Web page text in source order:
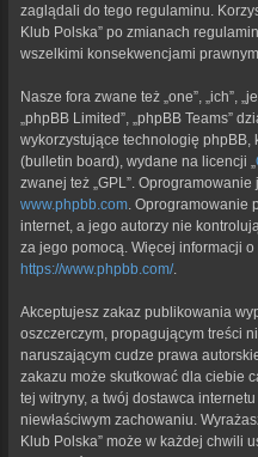
zaglądali do tego regulaminu.
Klub Polska” po zmianach
wszelkimi konsekwencjami
Nasze fora zwane też „one”, „ich”,
„phpBB Limited”, „phpBB Teams”
wykorzystujące technologię phpBB,
(bulletin board), wydane na licencji „
zwanej też „GPL”.
www.phpbb.com . Oprogramowanie
internet, a jego autorzy nie
za jego pomocą. Więcej informacji
https://www.phpbb.com/.
Akceptujesz zakaz publikowania
oszczerczym, propagującym treści
naruszającym cudze prawa
zakazu może skutkować dla ciebie
tej witryny, a twój dostawca
niewłaściwym zachowaniu.
Klub Polska” może w każdej chwili